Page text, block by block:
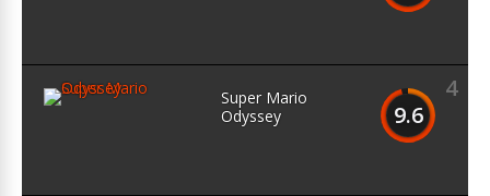
4
9.6
Super Mario
Odyssey